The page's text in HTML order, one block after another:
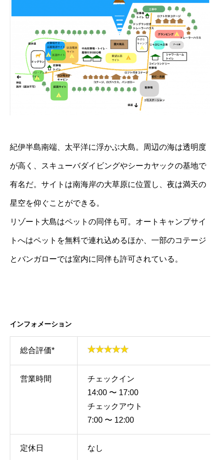
紀伊半島南端、太平洋に浮かぶ大島。周辺の海は透明度
が高く、スキューバダイビングやシーカヤックの基地で
有名だ。サイトは南海岸の大草原に位置し、夜は満天の
星空を仰ぐことができる。
リゾート大島はペットの同伴も可。オートキャンプサイ
トへはペットを無料で連れ込めるほか、一部のコテージ
とバンガローでは室内に同伴も許可されている。
インフォメーション
総合評価*
営業時間
チェックイン
14:00 〜 17:00
チェックアウト
7:00 〜 12:00
定休日 なし